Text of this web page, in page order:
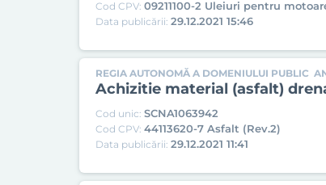
Cod CPV: 09211100-2 Uleiuri pentru
Data publicării: 29.12.2021 15:46
REGIA AUTONOMĂ A DOMENIULUI PUBLIC
Achizitie material (asfalt)
Cod unic: SCNA1063942
Cod CPV: 44113620-7 Asfalt (Rev.2)
Data publicării: 29.12.2021 11:41